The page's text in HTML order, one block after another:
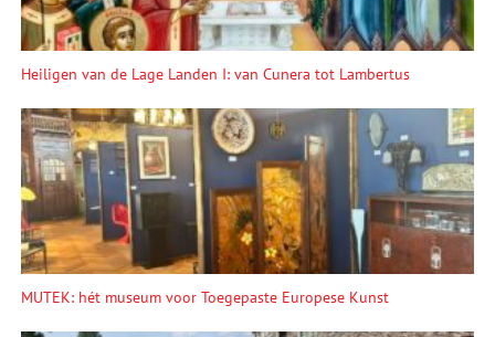
Heiligen van de Lage Landen I: van Cunera tot Lambertus
MUTEK: hét museum voor Toegepaste Europese Kunst